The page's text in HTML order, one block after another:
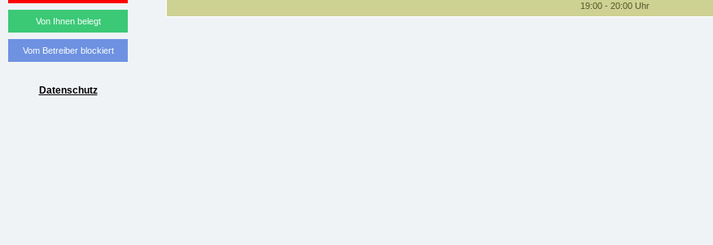
Von Ihnen belegt
Vom Betreiber blockiert
Datenschutz
19:00 - 20:00 Uhr